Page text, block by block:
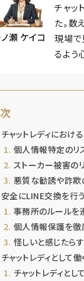
瀬 ケイコ
チャッ
た。数
現場で
るよう
チャットレディにおけ
個人情報特定のリ
ストーカー被害の
悪質な勧誘や詐欺
安全にLINE交換を行
事務所のルールを
個人情報保護を徹
怪しいと感じたら
チャットレディとして
チャットレディとし